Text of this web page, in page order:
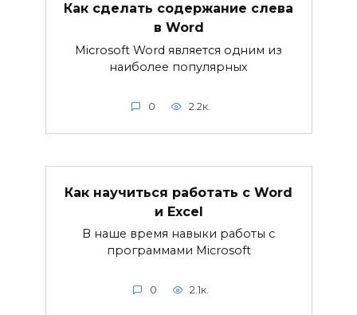
Как сделать содержание слева
в Word
Microsoft Word является одним из
наиболее популярных
0 2.2к.
Как научиться работать с Word
и Excel
В наше время навыки работы с
программами Microsoft
0 2.1к.